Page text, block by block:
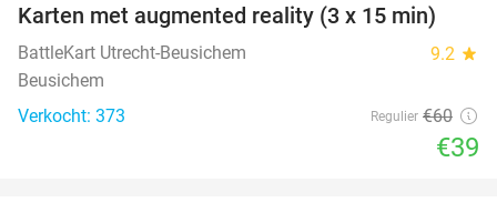
35%
Karten met augmented reality (3 x 15 min)
BattleKart Utrecht-Beusichem 9.2 star
Beusichem
Verkocht: 373
Regulier €60
€39